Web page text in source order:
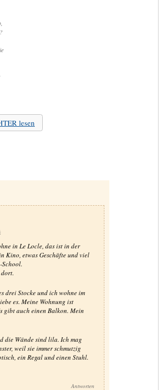
lesen
in Le Locle, das ist in der
Kino, etwas Geschäfte und viel
drei Stocke und ich wohne im
es. Meine Wohnung ist
gibt auch einen Balkon. Mein
die Wände sind lila. Ich mag
weil sie immer schmutzig
ein Regal und einen Stuhl.
Antworten